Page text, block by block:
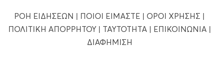
ΡΟΗ ΕΙΔΗΣΕΩΝ | ΠΟΙΟΙ ΕΙΜΑΣΤΕ | ΟΡΟΙ ΧΡΗΣΗΣ |
ΠΟΛΙΤΙΚΗ ΑΠΟΡΡΗΤΟΥ| ΤΑΥΤΟΤΗΤΑ| ΕΠΙΚΟΙΝΩΝΙΑ|
ΔΙΑΦΗΜΙΣΗ